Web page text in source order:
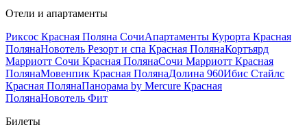
Отели и апартаменты
Риксос Красная Поляна СочиАпартаменты Курорта Красная
ПолянаНовотель Резорт и спа Красная ПолянаКортъярд
Марриотт Сочи Красная ПолянаСочи Марриотт Красная
ПолянаМовенпик Красная ПолянаДолина 960Ибис Стайлс
Красная ПолянаПанорама by Mercure Красная
ПолянаНовотель Фит
Билеты